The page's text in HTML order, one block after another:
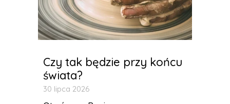
Czy tak będzie przy końcu
świata?
30 lipca 2026